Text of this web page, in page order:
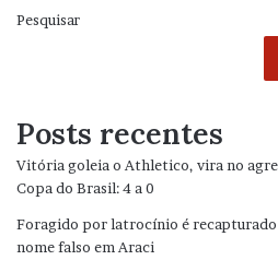
Pesquisar
Posts recentes
Vitória goleia o Athletico, vira no
Copa do Brasil: 4 a 0
Foragido por latrocínio é recapturado
nome falso em Araci